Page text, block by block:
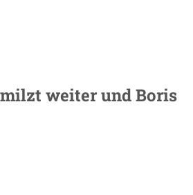
weiter und Boris